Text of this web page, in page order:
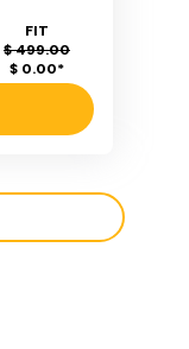
FIT
$ 499.00
$ 0.00*